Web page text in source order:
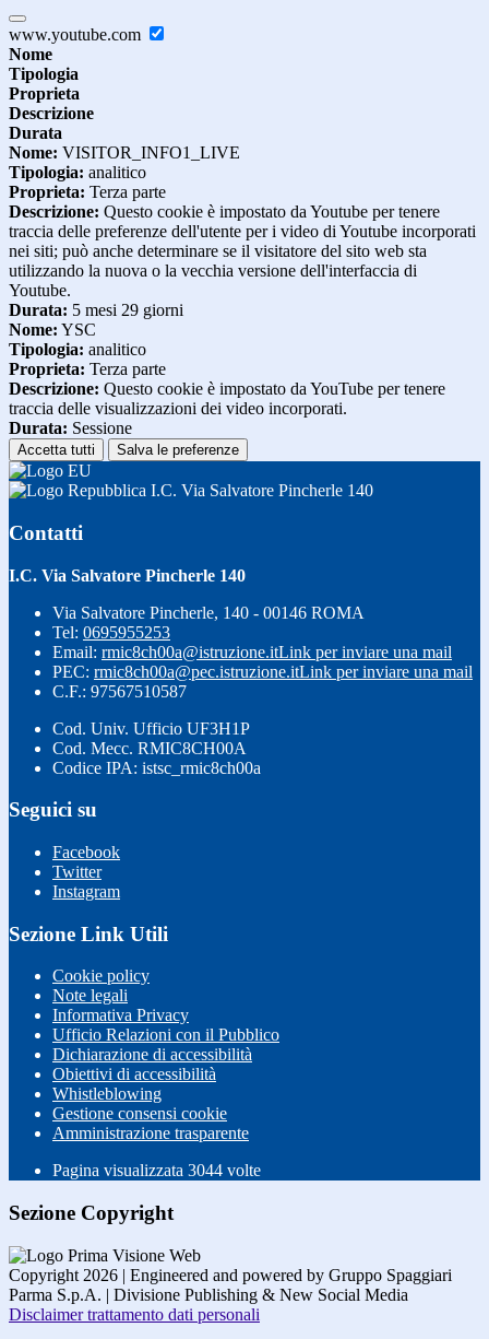
www.youtube.com
Nome
Tipologia
Proprieta
Descrizione
Durata
Nome: VISITOR_INFO1_LIVE
Tipologia: analitico
Proprieta: Terza parte
Descrizione: Questo cookie è impostato da Youtube per tenere
traccia delle preferenze dell'utente per i video di Youtube incorporati
nei siti; può anche determinare se il visitatore del sito web sta
utilizzando la nuova o la vecchia versione dell'interfaccia di
Youtube.
Durata: 5 mesi 29 giorni
Nome: YSC
Tipologia: analitico
Proprieta: Terza parte
Descrizione: Questo cookie è impostato da YouTube per tenere
traccia delle visualizzazioni dei video incorporati.
Durata: Sessione
Accetta tutti Salva le preferenze
I.C. Via Salvatore Pincherle 140
Contatti
I.C. Via Salvatore Pincherle 140
Via Salvatore Pincherle, 140 - 00146 ROMA
Tel: 0695955253
Email: rmic8ch00a@istruzione.itLink per inviare una mail
PEC: rmic8ch00a@pec.istruzione.itLink per inviare una mail
C.F.: 97567510587
Cod. Univ. Ufficio UF3H1P
Cod. Mecc. RMIC8CH00A
Codice IPA: istsc_rmic8ch00a
Seguici su
Facebook
Twitter
Instagram
Sezione Link Utili
Cookie policy
Note legali
Informativa Privacy
Ufficio Relazioni con il Pubblico
Dichiarazione di accessibilità
Obiettivi di accessibilità
Whistleblowing
Gestione consensi cookie
Amministrazione trasparente
Pagina visualizzata 3044 volte
Sezione Copyright
Copyright 2026 | Engineered and powered by Gruppo Spaggiari
Parma S.p.A. | Divisione Publishing & New Social Media
Disclaimer trattamento dati personali